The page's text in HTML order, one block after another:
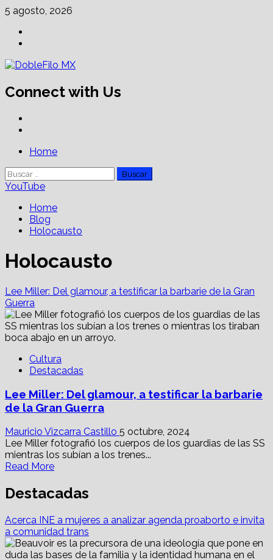
Skip
content
5 agosto, 2026
Connect with Us
PrimaryHome
Buscar:
YouTube
Home
Blog
Holocausto
Holocausto
Lee Miller: Del glamour, a testificar la barbarie de la Gran
Guerra
Cultura
Destacadas
Lee Miller: Del glamour, a testificar la barbarie
de la Gran Guerra
Mauricio Vizcarra Castillo 5 octubre, 2024
Lee Miller fotografió los cuerpos de los guardias de las SS
mientras los subían a los trenes...
Read MoreRead
about
Lee
Del
glamour,
a
Destacadas
Acerca INE a mujeres a analizar agenda proaborto e invita
a comunidad trans